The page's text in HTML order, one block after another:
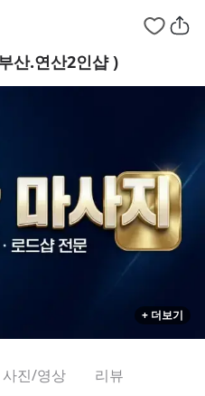
산.연산2인샵 )부산 연제
+ 더보기
사진/영상 리뷰